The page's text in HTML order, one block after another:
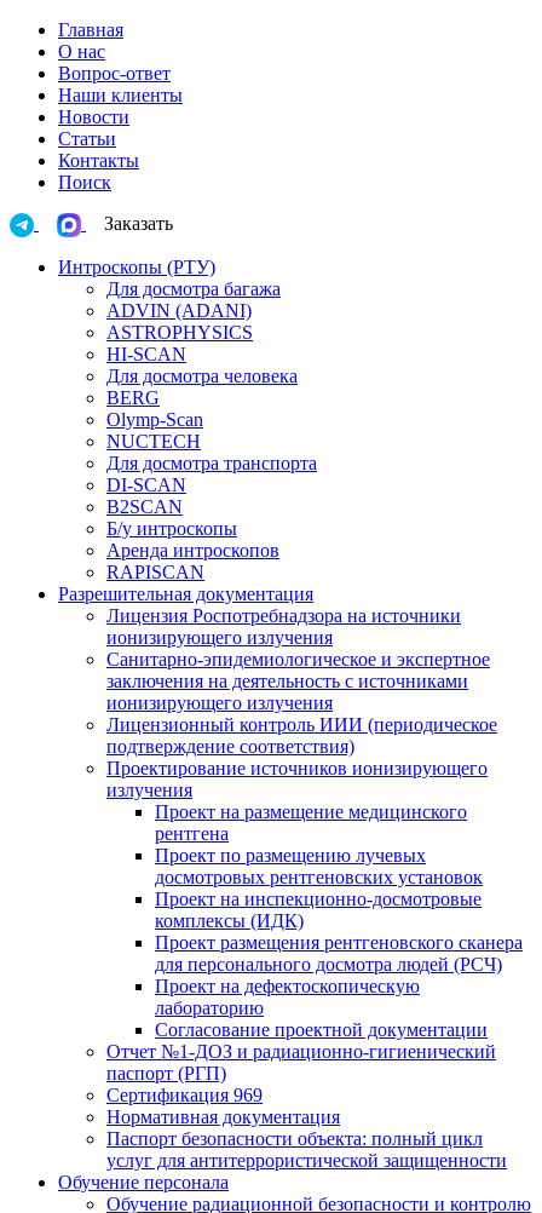
Главная
О нас
Вопрос-ответ
Наши клиенты
Новости
Статьи
Контакты
Поиск
Заказать
Интроскопы (РТУ)
Для досмотра багажа
ADVIN (ADANI)
ASTROPHYSICS
HI-SCAN
Для досмотра человека
BERG
Olymp-Scan
NUCTECH
Для досмотра транспорта
DI-SCAN
B2SCAN
Б/у интроскопы
Аренда интроскопов
RAPISCAN
Разрешительная документация
Лицензия Роспотребнадзора на источники
ионизирующего излучения
Санитарно-эпидемиологическое и экспертное
заключения на деятельность с источниками
ионизирующего излучения
Лицензионный контроль ИИИ (периодическое
подтверждение соответствия)
Проектирование источников ионизирующего
излучения
Проект на размещение медицинского
рентгена
Проект по размещению лучевых
досмотровых рентгеновских установок
Проект на инспекционно-досмотровые
комплексы (ИДК)
Проект размещения рентгеновского сканера
для персонального досмотра людей (РСЧ)
Проект на дефектоскопическую
лабораторию
Согласование проектной документации
Отчет №1-ДОЗ и радиационно-гигиенический
паспорт (РГП)
Сертификация 969
Нормативная документация
Паспорт безопасности объекта: полный цикл
услуг для антитеррористической защищенности
Обучение персонала
Обучение радиационной безопасности и контролю